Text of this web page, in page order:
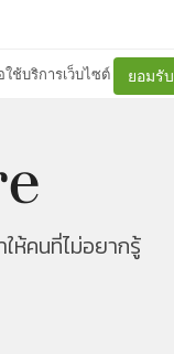
ใช้บริการเว็บไซต์ ยอมรับ
ให้คนที่ไม่อยากรู้